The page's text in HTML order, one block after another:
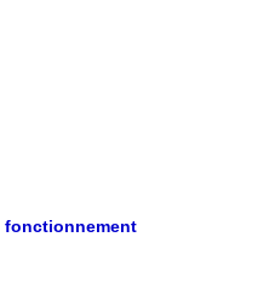
fonctionnement